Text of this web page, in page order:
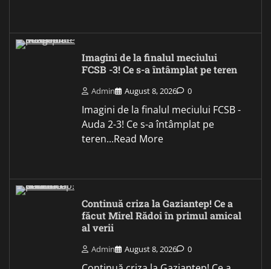
Imagini de la finalul meciului
FCSB -3! Ce s-a întâmplat pe teren
Admin August 8, 2026 0
Imagini de la finalul meciului FCSB -
Auda 2-3! Ce s-a întâmplat pe
teren...Read More
Continuă criza la Gaziantep! Ce a
făcut Mirel Rădoi în primul amical
al verii
Admin August 8, 2026 0